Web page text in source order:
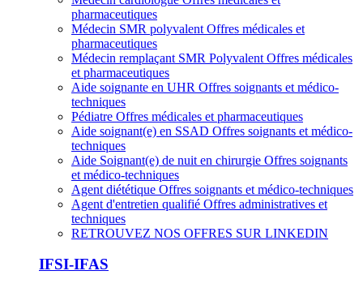
pharmaceutiques
Médecin SMR polyvalent Offres médicales et
pharmaceutiques
Médecin remplaçant SMR Polyvalent Offres médicales
et pharmaceutiques
Aide soignante en UHR Offres soignants et médico-
techniques
Pédiatre Offres médicales et pharmaceutiques
Aide soignant(e) en SSAD Offres soignants et médico-
techniques
Aide Soignant(e) de nuit en chirurgie Offres soignants
et médico-techniques
Agent diététique Offres soignants et médico-techniques
Agent d'entretien qualifié Offres administratives et
techniques
RETROUVEZ NOS OFFRES SUR LINKEDIN
IFSI-IFAS